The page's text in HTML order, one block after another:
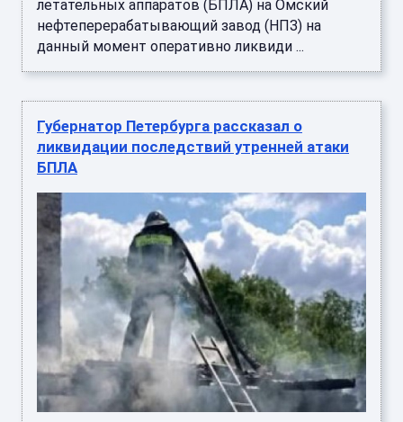
летательных аппаратов (БПЛА) на Омский
нефтеперерабатывающий завод (НПЗ) на
данный момент оперативно ликвиди ...
Губернатор Петербурга рассказал о
ликвидации последствий утренней атаки
БПЛА